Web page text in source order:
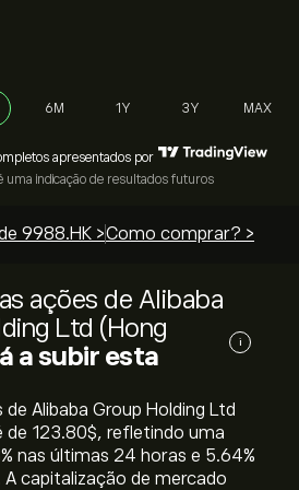
6M 1Y 3Y MAX
apresentados por
uma indicação de resultados futuros
9988.HK >Como comprar? >
ações de Alibaba
Ltd (Hong
a subir esta
i
Alibaba Group Holding Ltd
de 123.80‎$‎, refletindo uma
nas últimas 24 horas e ‎5.64‎%
capitalização de mercado